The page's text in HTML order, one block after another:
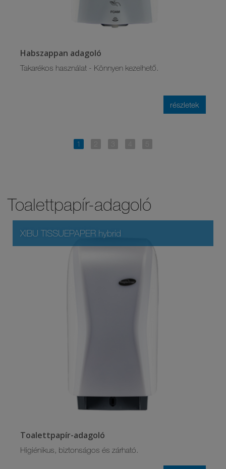
részletek
Habszappan adagoló
Takarékos használat - Könnyen kezelhető.
Toalettpapír-adagoló
XIBU TISSUEPAPER hybrid
Toalettpapír-adagoló
Higiénikus, biztonságos és zárható.